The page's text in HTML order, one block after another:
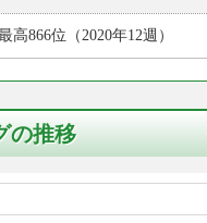
高866位（2020年12週）
の推移